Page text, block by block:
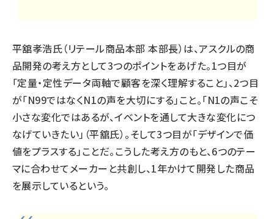
平舘孝浩氏（リテール商品本部 本部長）は、アスクルの商
品開発の考え方として3つのポイントをあげた。1つ目が
「定量・定性データ両軸で顧客を深く理解すること」、2つ目
が「N99ではなくN1の声を大切にする」こと。「N1の声こそ
小さな変化ではあるが、イベントを通して大きな変化につ
なげていきたい」（平舘氏）。そして3つ目が「デザインで価
値をプラスする」ことだ。こうした考え方のもと、6つのテー
マに合わせてメーカーと共創し、1年かけて開発した商品
を展示しているという。